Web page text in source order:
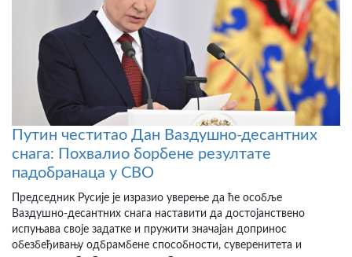
Путин честитао Дан Ваздушно-десантних
снага: Похвалио борбене резултате
падобранаца у СВО
Председник Русије је изразио уверење да ће особље
Ваздушно-десантних снага наставити да достојанствено
испуњава своје задатке и пружити значајан допринос
обезбеђивању одбрамбене способности, суверенитета и